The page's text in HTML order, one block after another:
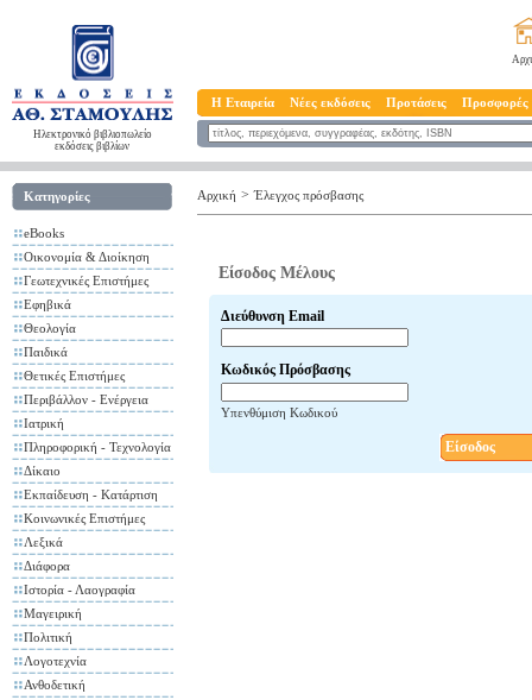
Ηλεκτρονικό βιβλιοπωλείο
εκδόσεις βιβλίων
Η Εταιρεία Νέες εκδόσεις Προτάσεις Προσφορές
Κατηγορίες
eBooks
Οικονομία & Διοίκηση
Γεωτεχνικές Επιστήμες
Εφηβικά
Θεολογία
Παιδικά
Θετικές Επιστήμες
Περιβάλλον - Ενέργεια
Ιατρική
Πληροφορική - Τεχνολογία
Δίκαιο
Εκπαίδευση - Κατάρτιση
Κοινωνικές Επιστήμες
Λεξικά
Διάφορα
Ιστορία - Λαογραφία
Μαγειρική
Πολιτική
Λογοτεχνία
Ανθοδετική
Αρχική > Έλεγχος πρόσβασης
Είσοδος Μέλους
Διεύθυνση Email
Κωδικός Πρόσβασης
Υπενθύμιση Κωδικού
Είσοδος